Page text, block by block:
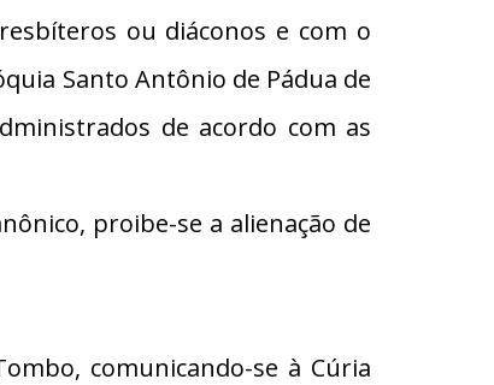
ou diáconos e com o
Santo Antônio de Pádua de
de acordo com as
proibe-se a alienação de
comunicando-se à Cúria